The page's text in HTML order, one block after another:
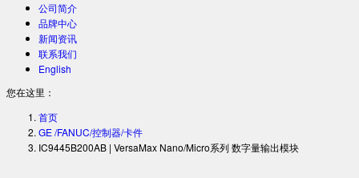
公司简介
品牌中心
新闻资讯
联系我们
English
您在这里：
首页
GE /FANUC/控制器/卡件
IC9445B200AB | VersaMax Nano/Micro系列 数字量输出模块